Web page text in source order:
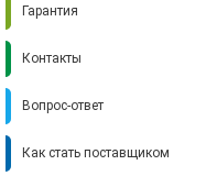
Гарантия
Контакты
Вопрос-ответ
Как стать поставщиком